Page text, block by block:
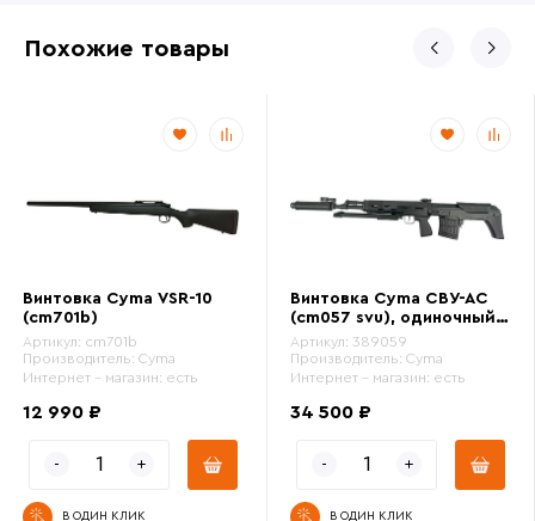
Похожие товары
Винтовка Cyma VSR-10
(cm701b)
Артикул: cm701b
Производитель: Cyma
Интернет - магазин: есть
12 990 ₽
В ОДИН КЛИК
Винтовка Cyma СВУ-АС
(cm057 svu), одиночный
огонь
Артикул: 389059
Производитель: Cyma
Интернет - магазин: есть
34 500 ₽
В ОДИН КЛИК